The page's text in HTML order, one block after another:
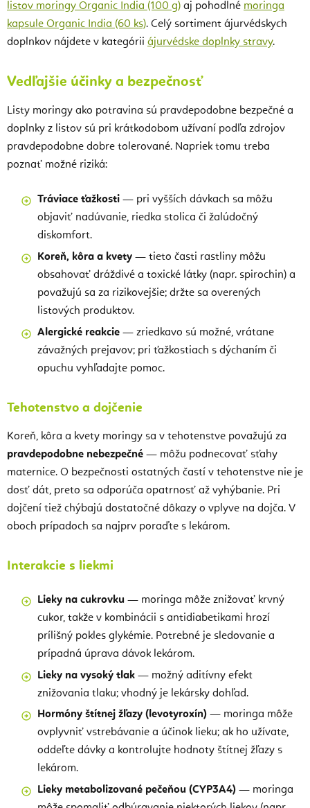
listov moringy Organic India (100 g) aj pohodlné moringa
kapsule Organic India (60 ks). Celý sortiment ájurvédskych
doplnkov nájdete v kategórii ájurvédske doplnky stravy.
Vedľajšie účinky a bezpečnosť
Listy moringy ako potravina sú pravdepodobne bezpečné a
doplnky z listov sú pri krátkodobom užívaní podľa zdrojov
pravdepodobne dobre tolerované. Napriek tomu treba
poznať možné riziká:
Tráviace ťažkosti — pri vyšších dávkach sa môžu
objaviť nadúvanie, riedka stolica či žalúdočný
diskomfort.
Koreň, kôra a kvety — tieto časti rastliny môžu
obsahovať dráždivé a toxické látky (napr. spirochin) a
považujú sa za rizikovejšie; držte sa overených
listových produktov.
Alergické reakcie — zriedkavo sú možné, vrátane
závažných prejavov; pri ťažkostiach s dýchaním či
opuchu vyhľadajte pomoc.
Tehotenstvo a dojčenie
Koreň, kôra a kvety moringy sa v tehotenstve považujú za
pravdepodobne nebezpečné — môžu podnecovať sťahy
maternice. O bezpečnosti ostatných častí v tehotenstve nie je
dosť dát, preto sa odporúča opatrnosť až vyhýbanie. Pri
dojčení tiež chýbajú dostatočné dôkazy o vplyve na dojča. V
oboch prípadoch sa najprv poraďte s lekárom.
Interakcie s liekmi
Lieky na cukrovku — moringa môže znižovať krvný
cukor, takže v kombinácii s antidiabetikami hrozí
prílišný pokles glykémie. Potrebné je sledovanie a
prípadná úprava dávok lekárom.
Lieky na vysoký tlak — možný aditívny efekt
znižovania tlaku; vhodný je lekársky dohľad.
Hormóny štítnej žľazy (levotyroxín) — moringa môže
ovplyvniť vstrebávanie a účinok lieku; ak ho užívate,
oddeľte dávky a kontrolujte hodnoty štítnej žľazy s
lekárom.
Lieky metabolizované pečeňou (CYP3A4) — moringa